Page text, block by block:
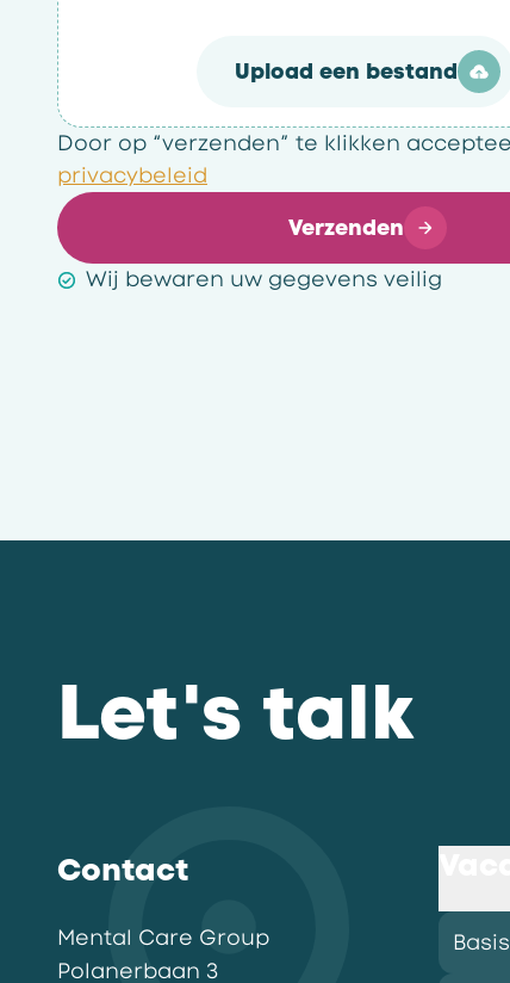
Upload een bestand
Door op “verzenden” te klikken
privacybeleid
Verzenden
Wij bewaren uw gegevens veilig
Let's talk
Contact
Mental Care Group
Polanerbaan 3